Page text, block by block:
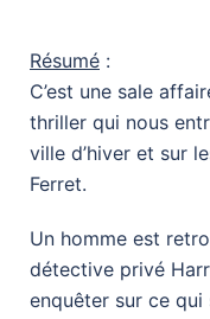
Résumé :
C’est une sale
thriller qui nous
ville d’hiver et sur
Ferret.
Un homme est
détective privé
enquêter sur ce qui